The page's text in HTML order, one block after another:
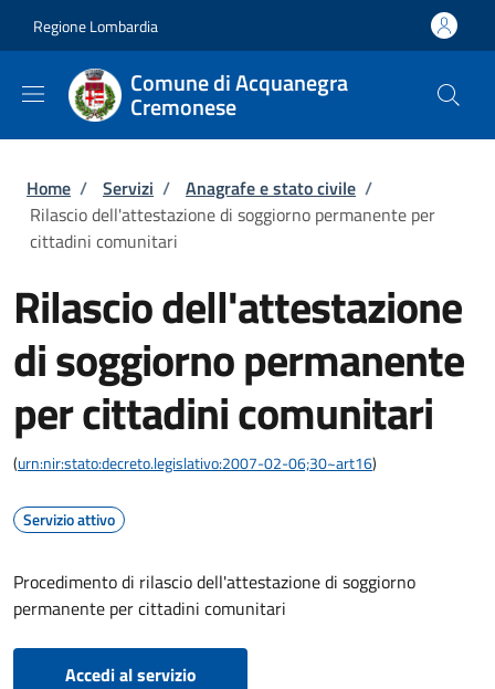
Regione Lombardia
Comune di Acquanegra
Cremonese
Briciole di pane
Home / Servizi / Anagrafe e stato civile /
Rilascio dell'attestazione di soggiorno permanente per
cittadini comunitari
Rilascio dell'attestazione
di soggiorno permanente
per cittadini comunitari
(urn:nir:stato:decreto.legislativo:2007-02-06;30~art16)
Servizio attivo
Procedimento di rilascio dell'attestazione di soggiorno
permanente per cittadini comunitari
Accedi al servizio